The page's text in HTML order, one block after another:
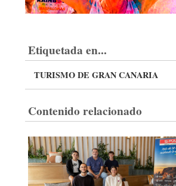
Etiquetada en...
TURISMO DE GRAN CANARIA
Contenido relacionado